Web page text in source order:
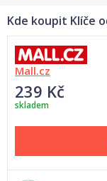
Kde koupit Klíče
Mall.cz
239 Kč
skladem